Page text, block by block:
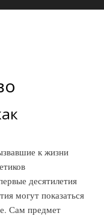
к жизни
десятилетия
могут показаться
Сам предмет